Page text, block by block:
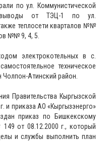
по ул. Коммунистической
выводы от ТЭЦ-1 по ул.
теплосети кварталов №№
№№ 9, 4, 5.
электрокотельных в с.
техническое
Атинский район.
Правительства Кыргызской
и приказа АО «Кыргызэнерго»
приказ по Бишкекскому
от 08.12.2000 г., который
и службы выполнить план